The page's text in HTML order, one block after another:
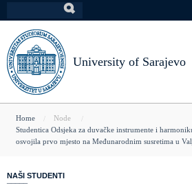
to
main
content
University of Sarajevo
You
are
Home
Node
Studentica Odsjeka za duvačke instrumente i
osvojila prvo mjesto na Međunarodnim susretima u
NAŠI STUDENTI